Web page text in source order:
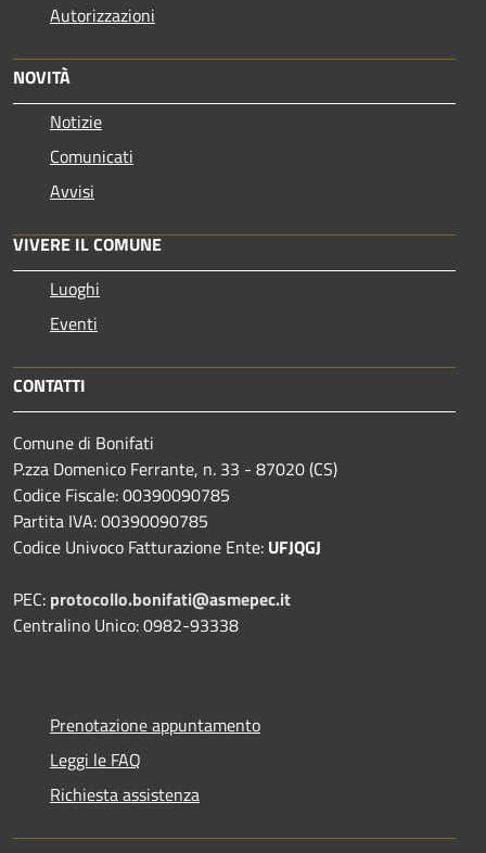
Autorizzazioni
NOVITÀ
Notizie
Comunicati
Avvisi
VIVERE IL COMUNE
Luoghi
Eventi
CONTATTI
Comune di Bonifati
P.zza Domenico Ferrante, n. 33 - 87020 (CS)
Codice Fiscale: 00390090785
Partita IVA: 00390090785
Codice Univoco Fatturazione Ente: UFJQGJ
PEC: protocollo.bonifati@asmepec.it
Centralino Unico: 0982-93338
Prenotazione appuntamento
Leggi le FAQ
Richiesta assistenza